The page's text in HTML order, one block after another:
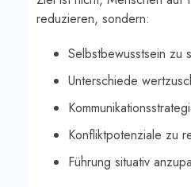
reduzieren, sondern:
Selbstbewusstsein zu
Unterschiede
Konfliktpotenziale zu
Führung situativ